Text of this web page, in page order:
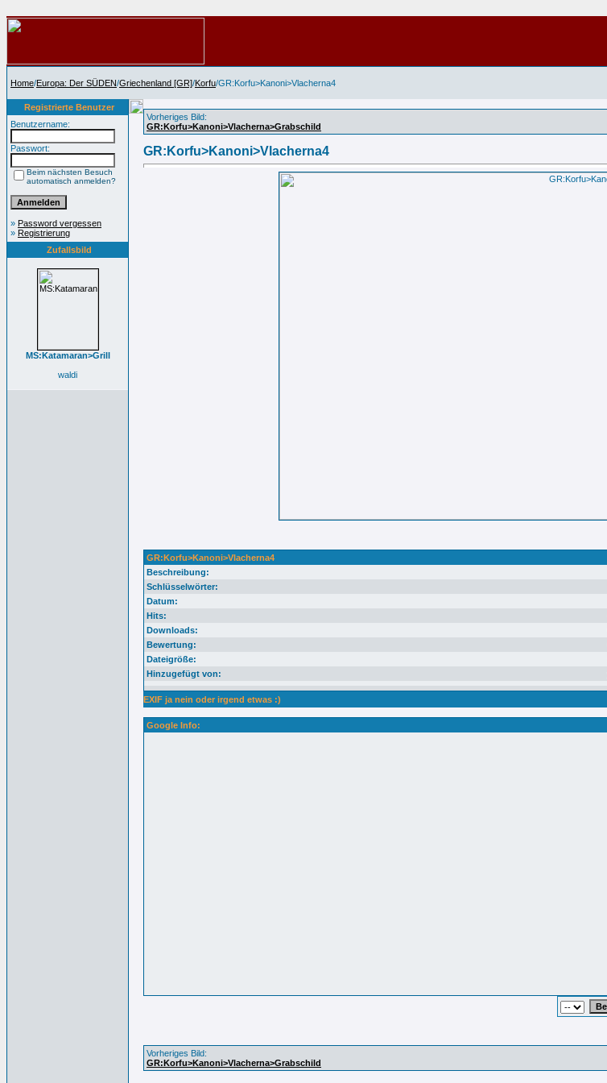
Home/Europa: Der SÜDEN/Griechenland [GR]/Korfu/GR:Korfu>Kanoni>Vlacherna4
Registrierte Benutzer
Benutzername:
Passwort:
Beim nächsten Besuch
automatisch anmelden?
» Password vergessen
» Registrierung
Zufallsbild
MS:Katamaran>Grill
waldi
Vorheriges Bild:
GR:Korfu>Kanoni>Vlacherna>Grabschild
GR:Korfu>Kanoni>Vlacherna4
GR:Korfu>Kanoni>Vlacherna4
Beschreibung:
Schlüsselwörter:
Datum:
Hits:
Downloads:
Bewertung:
Dateigröße:
Hinzugefügt von:
EXIF ja nein oder irgend etwas :)
Google Info:
Vorheriges Bild:
GR:Korfu>Kanoni>Vlacherna>Grabschild